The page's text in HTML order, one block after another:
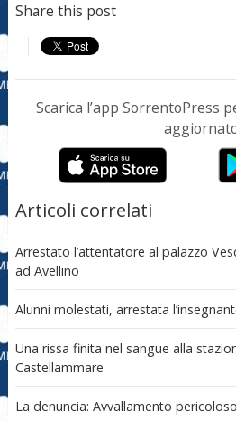
Share this post
Scarica l’app SorrentoPress
Articoli correlati
Arrestato l’attentatore al palazzo
ad Avellino
Alunni molestati, arrestata
Una rissa finita nel sangue alla
Castellammare
La denuncia: Avvallamento